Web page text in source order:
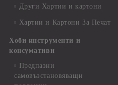
Други Хартии и картони
Хартии и Картони За Печат
Хоби инструменти и
консумативи
Предпазни
самовъзстановяващи